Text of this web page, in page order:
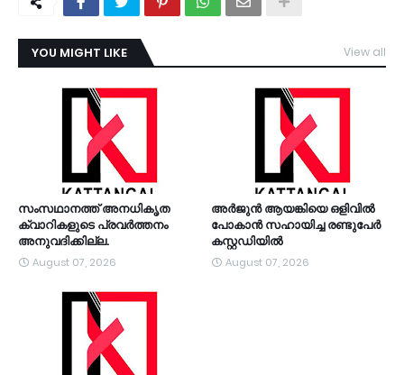
YOU MIGHT LIKE View all
സംസഥാനത്ത് അനധികൃത
ക്വാറികളുടെ പ്രവര്‍ത്തനം
അനുവദിക്കില്ല.
August 07, 2026
അര്‍ജുന്‍ ആയങ്കിയെ ഒളിവില്‍
പോകാന്‍ സഹായിച്ച രണ്ടുപേര്‍
കസ്റ്റഡിയിൽ
August 07, 2026